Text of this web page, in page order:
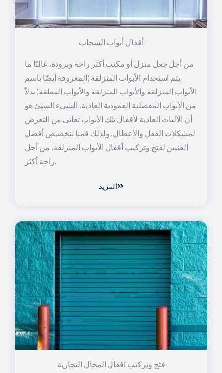
أقفال أبواب السحاب
من أجل جعل منزل أو مكتب أكثر راحة وبرودة، غالبًا ما
يتم استخدام الأبواب المنزلقة (المعروفة أيضًا باسم
الأبواب المنزلقة والأبواب المنزلقة والأبواب المعلقة) بدلاً
من الأبواب المفصلية العمودية العادية. الشيء السيئ هو
أن الآليات العادية لأقفال تلك الأبواب تعاني من التعرض
لمشكلات القفل والأعطال. ولذلك قمنا بتخصيص أفضل
الفنيين لفتح وتركيب أقفال الأبواب المنزلقة، من أجل
راحة أكثر.
المزيد
فتح وتركيب اقفال المحال التجارية